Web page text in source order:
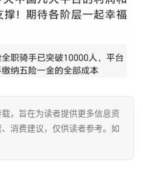
载，旨在为读者提供更多信息资
消费建议，仅供读者参考。如